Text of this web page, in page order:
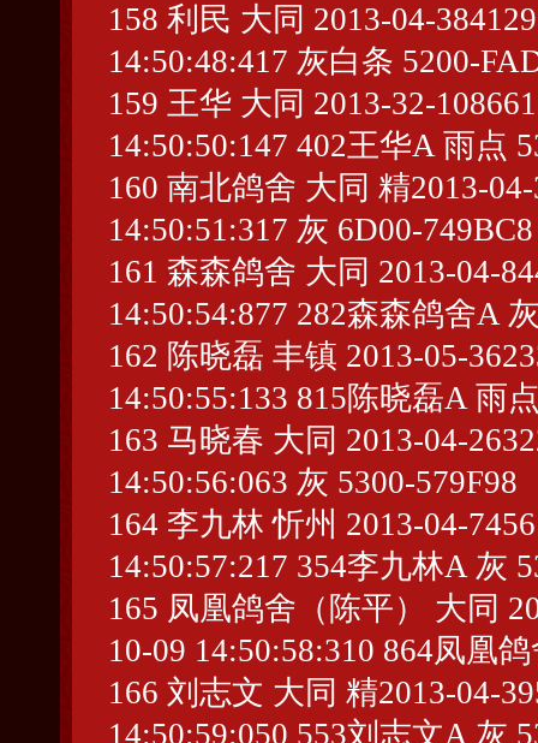
158 利民 大同 2013-04-
14:50:48:417 灰白条 5200-
159 王华 大同 2013-32-
14:50:50:147 402王华A 雨点
160 南北鸽舍 大同 精2013-
14:50:51:317 灰 6D00-749BC8
161 森森鸽舍 大同 2013-04-
14:50:54:877 282森森鸽舍A
162 陈晓磊 丰镇 2013-05-
14:50:55:133 815陈晓磊A 雨
163 马晓春 大同 2013-04-
14:50:56:063 灰 5300-579F98
164 李九林 忻州 2013-04-
14:50:57:217 354李九林A 灰
165 凤凰鸽舍（陈平） 大同
10-09 14:50:58:310 864凤凰
166 刘志文 大同 精2013-04-
14:50:59:050 553刘志文A 灰